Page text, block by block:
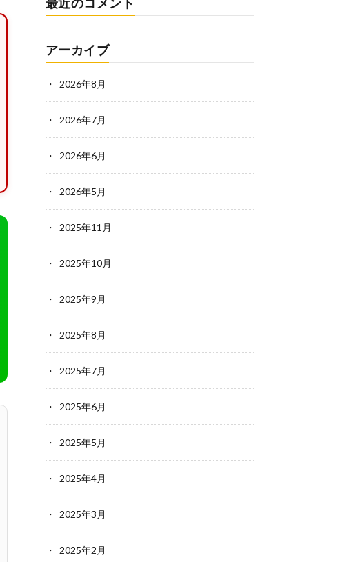
アーカイブ
2026年8月
2026年7月
2026年6月
2026年5月
2025年11月
2025年10月
2025年9月
2025年8月
2025年7月
2025年6月
2025年5月
2025年4月
2025年3月
2025年2月